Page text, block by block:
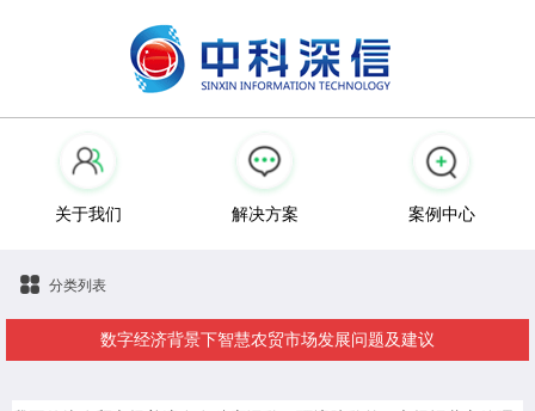
关于我们 解决方案 案例中心
分类列表
数字经济背景下智慧农贸市场发展问题及建议